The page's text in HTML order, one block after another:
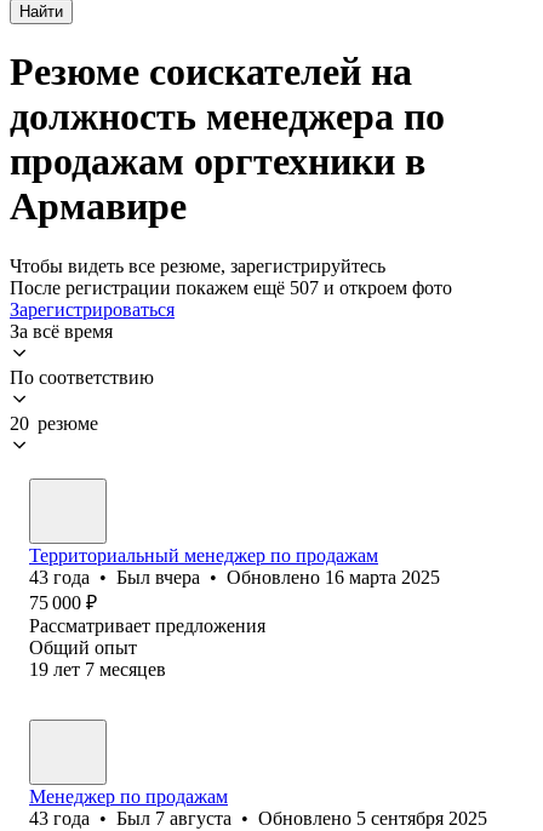
Найти
Резюме соискателей на
должность менеджера по
продажам оргтехники в
Армавире
Чтобы видеть все резюме, зарегистрируйтесь
После регистрации покажем ещё 507 и откроем фото
Зарегистрироваться
За всё время
По соответствию
20 резюме
Территориальный менеджер по продажам
43 года • Был вчера • Обновлено 16 марта 2025
75 000 ₽
Рассматривает предложения
Общий опыт
19 лет 7 месяцев
Менеджер по продажам
43 года • Был 7 августа • Обновлено 5 сентября 2025